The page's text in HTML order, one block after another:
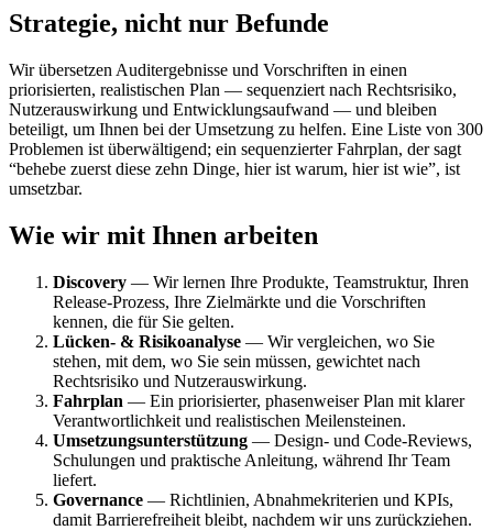
Strategie, nicht nur Befunde
Wir übersetzen Auditergebnisse und Vorschriften in einen
priorisierten, realistischen Plan — sequenziert nach Rechtsrisiko,
Nutzerauswirkung und Entwicklungsaufwand — und bleiben
beteiligt, um Ihnen bei der Umsetzung zu helfen. Eine Liste von 300
Problemen ist überwältigend; ein sequenzierter Fahrplan, der sagt
“behebe zuerst diese zehn Dinge, hier ist warum, hier ist wie”, ist
umsetzbar.
Wie wir mit Ihnen arbeiten
Discovery — Wir lernen Ihre Produkte, Teamstruktur, Ihren
Release-Prozess, Ihre Zielmärkte und die Vorschriften
kennen, die für Sie gelten.
Lücken- & Risikoanalyse — Wir vergleichen, wo Sie
stehen, mit dem, wo Sie sein müssen, gewichtet nach
Rechtsrisiko und Nutzerauswirkung.
Fahrplan — Ein priorisierter, phasenweiser Plan mit klarer
Verantwortlichkeit und realistischen Meilensteinen.
Umsetzungsunterstützung — Design- und Code-Reviews,
Schulungen und praktische Anleitung, während Ihr Team
liefert.
Governance — Richtlinien, Abnahmekriterien und KPIs,
damit Barrierefreiheit bleibt, nachdem wir uns zurückziehen.